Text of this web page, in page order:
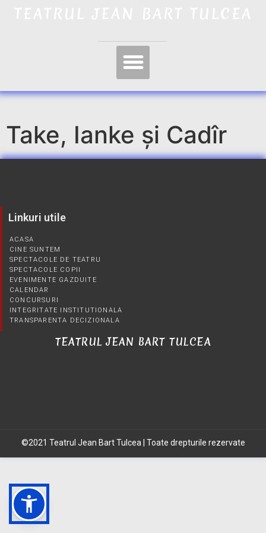
Take, Ianke și Cadîr
Linkuri utile
ACASA
CINE SUNTEM
SPECTACOLE DE TEATRU
SPECTACOLE COPII
EVENIMENTE GAZDUITE
CALENDAR
CONCURSURI
INTEGRITATE INSTITUTIONALA
TRANSPARENTA DECIZIONALA
TEATRUL JEAN BART TULCEA
©2021 Teatrul Jean Bart Tulcea | Toate drepturile rezervate